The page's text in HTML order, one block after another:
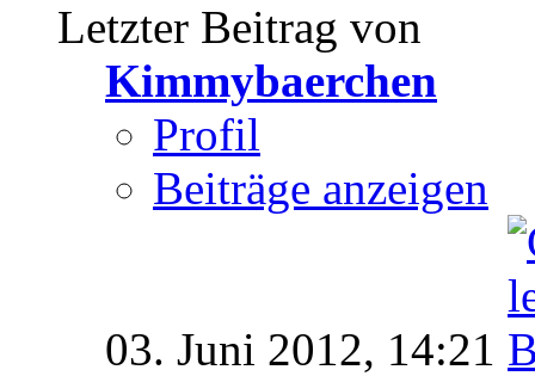
Letzter Beitrag von
Kimmybaerchen
Profil
Beiträge anzeigen
03. Juni 2012, 14:21